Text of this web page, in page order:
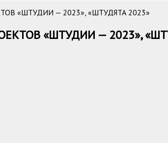
«ШТУДИИ — 2023», «ШТУДЯТА 2023»
«ШТУДИИ — 2023»,